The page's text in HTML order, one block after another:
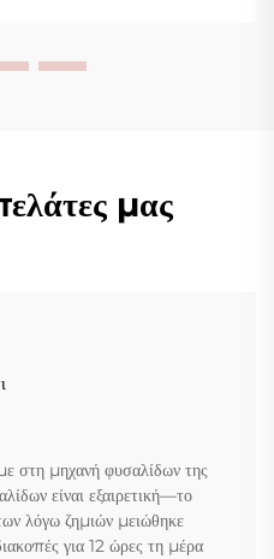
μας
στη μηχανή φυσαλίδων της
είναι εξαιρετική—το
λόγω ζημιών μειώθηκε
για 12 ώρες τη μέρα